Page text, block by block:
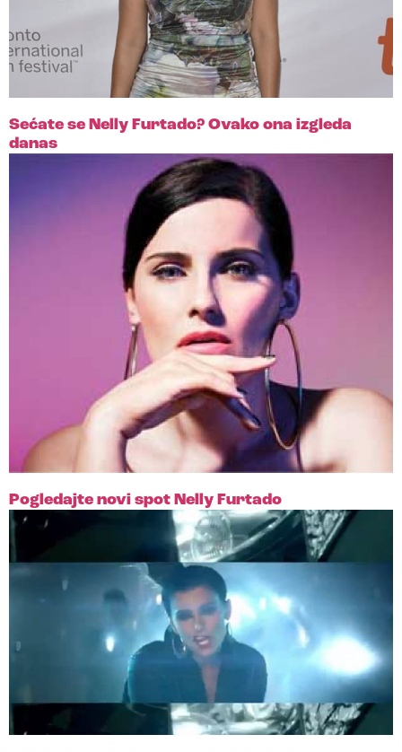
Sećate se Nelly Furtado? Ovako ona izgleda
danas
Pogledajte novi spot Nelly Furtado